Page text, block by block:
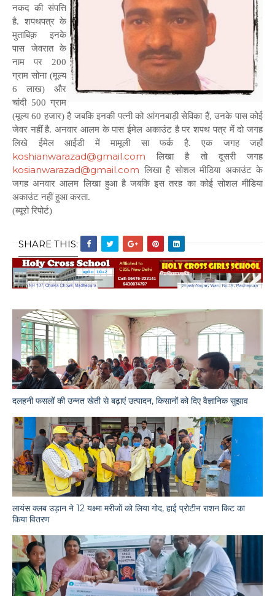
नकद की संपत्ति
है. शपथपत्र के
मुताबिक़ इनके
पास जेवरात के
नाम पर 200
ग्राम सोना (मूल्य
6 लाख) और
चांदी 500 ग्राम
(मूल्य 60 हजार) है जबकि इनकी पत्नी को आंगनबाड़ी सेविका हैं, उनके पास कोई
जेवर नहीं है. अनवार आलम के पास ईमेल अकाउंट है पर शपथ पत्र में दो जगह
लिखे ईमेल आईडी में मामूली सा फर्क है. एक जगह जहाँ
koshianwarazad@gmail.com लिखा है तो दूसरी जगह
kosianwarazad@gmail.com लिखा है सोशल मीडिया अकाउंट के
जगह अनवार आलम लिखा हुआ है जबकि इस तरह का कोई सोशल मीडिया
अकाउंट नहीं हुआ करता.
(ब्यूरो रिपोर्ट)
SHARE THIS:
दलहनी फसलों की उन्नत खेती से बढ़ाएं उत्पादन, किसानों को दिए वैज्ञानिक सुझाव
लायंस क्लब उड़ान ने 12 यक्ष्मा मरीजों को लिया गोद, हाई प्रोटीन राशन किट का
किया वितरण